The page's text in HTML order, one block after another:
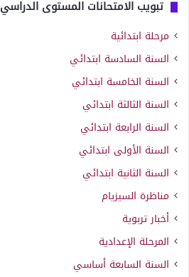
تبويب الامتحانات المستوى الدراسي
مرحلة ابتدائية
السنة السادسة ابتدائي
السنة الخامسة ابتدائي
السنة الثالثة ابتدائي
السنة الرابعة ابتدائي
السنة الأولى ابتدائي
السنة الثانية ابتدائي
مناظرة السيزيام
أخبار تربوية
المرحلة الإعدادية
السنة السابعة أساسي